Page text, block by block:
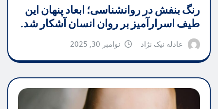
رنگ بنفش در روانشناسی؛ ابعاد پنهان این
طیف اسرارآمیز بر روان انسان آشکار شد.
عادله نیک نژاد نوامبر 30, 2025